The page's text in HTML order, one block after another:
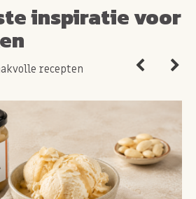
inspiratie voor
recepten